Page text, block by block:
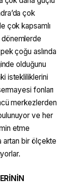
çok
çok kapsamlı
dönemlerde
çoğu aslında
olduğunu
istekliliklerini
fonları
merkezlerden
ve her
etme
artan bir ölçekte